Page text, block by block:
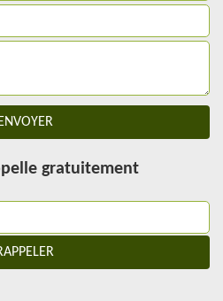
gratuitement